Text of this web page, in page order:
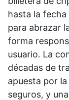
hasta la fecha
para abrazar
forma
usuario. La
décadas de
apuesta por
seguros, y